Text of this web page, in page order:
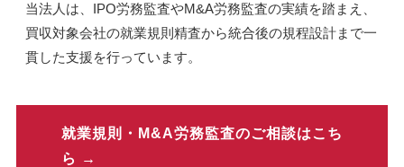
当法人は、IPO労務監査やM&A労務監査の実績を踏まえ、
買収対象会社の就業規則精査から統合後の規程設計まで一
貫した支援を行っています。
就業規則・M&A労務監査のご相談はこち
ら →